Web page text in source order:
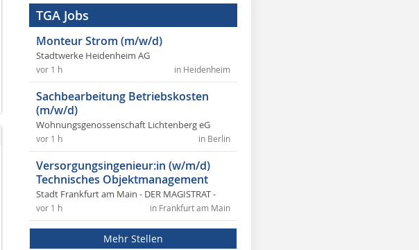
TGA Jobs
Monteur Strom (m/w/d)
Stadtwerke Heidenheim AG
in Heidenheim
vor 1 h
Sachbearbeitung Betriebskosten
(m/w/d)
Wohnungsgenossenschaft Lichtenberg eG
in Berlin
vor 1 h
Versorgungsingenieur:in (w/m/d)
Technisches Objektmanagement
Stadt Frankfurt am Main - DER MAGISTRAT -
in Frankfurt am Main
vor 1 h
Mehr Stellen